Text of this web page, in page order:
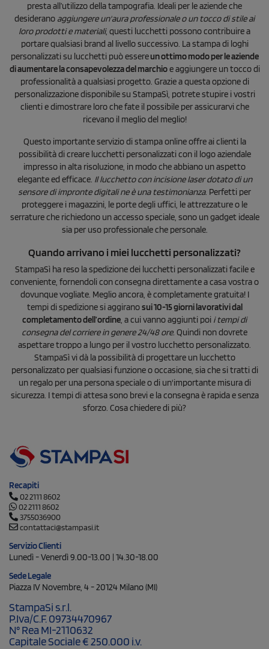
presta all’utilizzo della tampografia. Ideali per le aziende che
desiderano aggiungere un'aura professionale o un tocco di stile ai
loro prodotti e materiali, questi lucchetti possono contribuire a
portare qualsiasi brand al livello successivo. La stampa di loghi
personalizzati su lucchetti può essereun ottimo modo per le aziende
di aumentare la consapevolezza del marchioe aggiungere un tocco di
professionalità a qualsiasi progetto. Grazie a questa opzione di
personalizzazione disponibile su StampaSì, potrete stupire i vostri
clienti e dimostrare loro che fate il possibile per assicurarvi che
ricevano il meglio del meglio!
Questo importante servizio di stampa online offre ai clienti la
possibilità di creare lucchetti personalizzati con il logo aziendale
impresso in alta risoluzione, in modo che abbiano un aspetto
elegante ed efficace. Il lucchetto con incisione laser dotato di un
sensore di impronte digitali ne è una testimonianza. Perfetti per
proteggere i magazzini, le porte degli uffici, le attrezzature o le
serrature che richiedono un accesso speciale, sono un gadget ideale
sia per uso professionale che personale.
Quando arrivano i miei lucchetti personalizzati?
StampaSì ha reso la spedizione dei lucchetti personalizzati facile e
conveniente, fornendoli con consegna direttamente a casa vostra o
dovunque vogliate. Meglio ancora, è completamente gratuita! I
tempi di spedizione si aggiranosui 10-15 giorni lavorativi dal
completamento dell’ordine, a cui vanno aggiunti poi i tempi di
consegna del corriere in genere 24/48 ore. Quindi non dovrete
aspettare troppo a lungo per il vostro lucchetto personalizzato.
StampaSì vi dà la possibilità di progettare un lucchetto
personalizzato per qualsiasi funzione o occasione, sia che si tratti di
un regalo per una persona speciale o di un'importante misura di
sicurezza. I tempi di attesa sono brevi e la consegna è rapida e senza
sforzo. Cosa chiedere di più?
Recapiti
02 2111 8602
02 2111 8602
3755036900
contattaci@stampasi.it
Servizio Clienti
Lunedì - Venerdì 9.00-13.00 | 14.30-18.00
Sede Legale
Piazza IV Novembre, 4 - 20124 Milano (MI)
StampaSi s.r.l.
P.Iva/C.F. 09734470967
N° Rea MI-2110632
Capitale Sociale € 250.000 i.v.